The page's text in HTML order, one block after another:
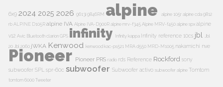
6x9 2024 2025 2026 9613i9846RM alpine alpine 105r alpine cda 9812
rbALPINE D105Ralpine IVA Alpine IVA-D900Ralpine mrv-f345Alpine MRV-f450alpine spxalpine
v12 Avic BluetoothclarionGPS infinity Infinity kappa Infinity reference 10cs jbl
Jbl
20 Jbl 2060 jWKA Kenwood kenwood kac-ps521 MRA d550 MRD-M1005 nakamichi nve
Pioneer Pioneer PRS radio rds Reference Rockford sony
subwoofer SPL spr-60c subwoofer Subwoofer activo subwoofer alpine Tomtom
tomtom 6000Tweeter